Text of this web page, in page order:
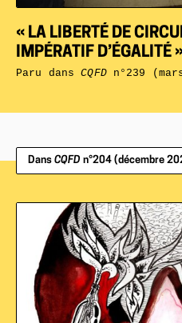
« LA LIBERTÉ DE
IMPÉRATIF D’ÉGALITÉ
Paru dansCQFDn°239
Dans CQFD n°204 (décembre